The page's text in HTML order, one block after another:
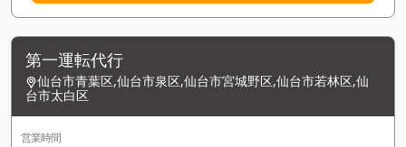
第一運転代行
仙台市青葉区,仙台市泉区,仙台市宮城野区,仙台市若林区,仙
台市太白区
営業時間